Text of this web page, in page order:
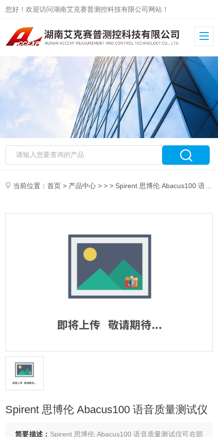
您好！欢迎访问湖南艾克赛普测控科技有限公司网站！
当前位置：首页 > 产品中心 > > > Spirent 思博伦 Abacus100 语音质量测试仪
Spirent 思博伦 Abacus100 语音质量测试仪
简要描述： Spirent 思博伦 Abacus100 语音质量测试仪可在部